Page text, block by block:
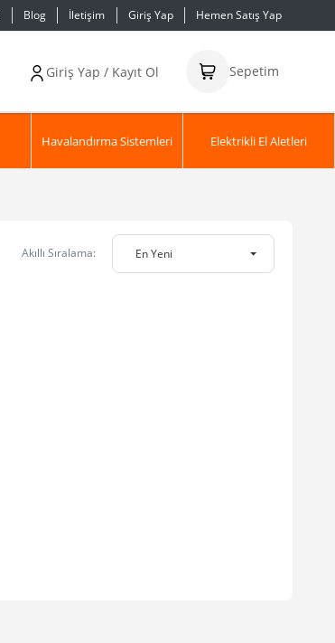
Blog İletişim Giriş Yap Hemen Satış Yap
Giriş Yap / Kayıt Ol Sepetim
Havalandırma Sistemleri Elektrikli El Aletleri
Akıllı Sıralama: En Yeni